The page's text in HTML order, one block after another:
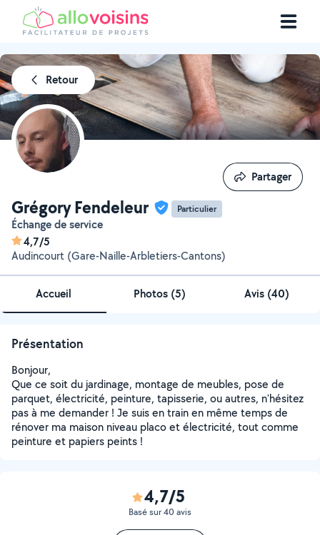
Retour
Grégory Fendeleur Particulier
échange de service
4,7/5
Audincourt (Gare-Naille-Arbletiers-Cantons)
Partager
Partager
Accueil Photos (5) Avis (40)
Présentation
Bonjour,
Que ce soit du jardinage, montage de meubles, pose de
parquet, électricité, peinture, tapisserie, ou autres, n'hésitez
pas à me demander ! Je suis en train en même temps de
rénover ma maison niveau placo et électricité, tout comme
peinture et papiers peints !
4,7/5
Basé sur 40 avis